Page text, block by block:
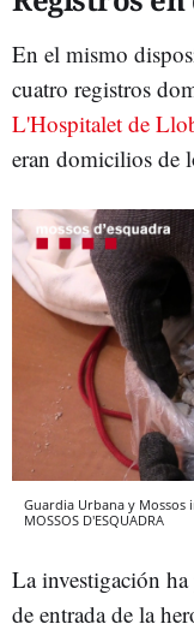
En el mismo
cuatro registros
L'Hospitalet de
eran domicilios de
Guardia Urbana y Mossos
MOSSOS D'ESQUADRA
La investigación
de entrada de la